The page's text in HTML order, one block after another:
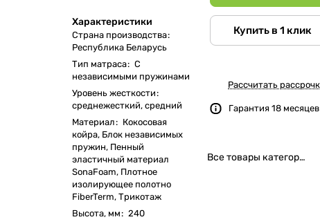
Характеристики
Страна производства:
Республика Беларусь
Тип матраса: С
независимыми пружинами
Уровень жесткости:
среднежесткий, средний
Материал: Кокосовая
койра, Блок независимых
пружин, Пенный
эластичный материал
SonaFoam, Плотное
изолирующее полотно
FiberTerm, Трикотаж
Высота, мм: 240
Купить в 1 клик
Рассчитать
Гарантия 18 месяцев
Все товары категории